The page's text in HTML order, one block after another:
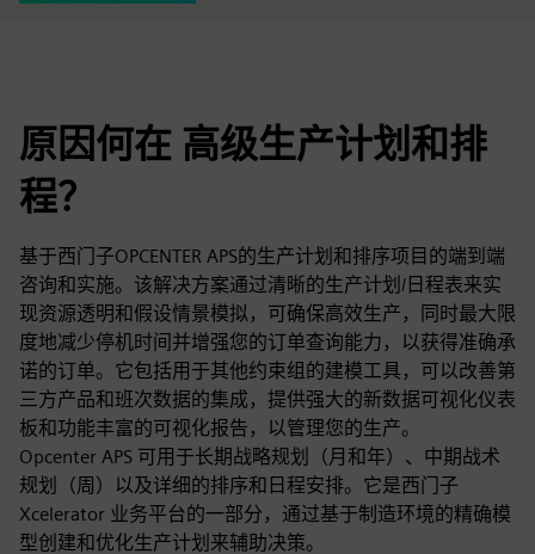
原因何在 高级生产计划和排
程？
基于西门子OPCENTER APS的生产计划和排序项目的端到端
咨询和实施。该解决方案通过清晰的生产计划/日程表来实
现资源透明和假设情景模拟，可确保高效生产，同时最大限
度地减少停机时间并增强您的订单查询能力，以获得准确承
诺的订单。它包括用于其他约束组的建模工具，可以改善第
三方产品和班次数据的集成，提供强大的新数据可视化仪表
板和功能丰富的可视化报告，以管理您的生产。
Opcenter APS 可用于长期战略规划（月和年）、中期战术
规划（周）以及详细的排序和日程安排。它是西门子
Xcelerator 业务平台的一部分，通过基于制造环境的精确模
型创建和优化生产计划来辅助决策。